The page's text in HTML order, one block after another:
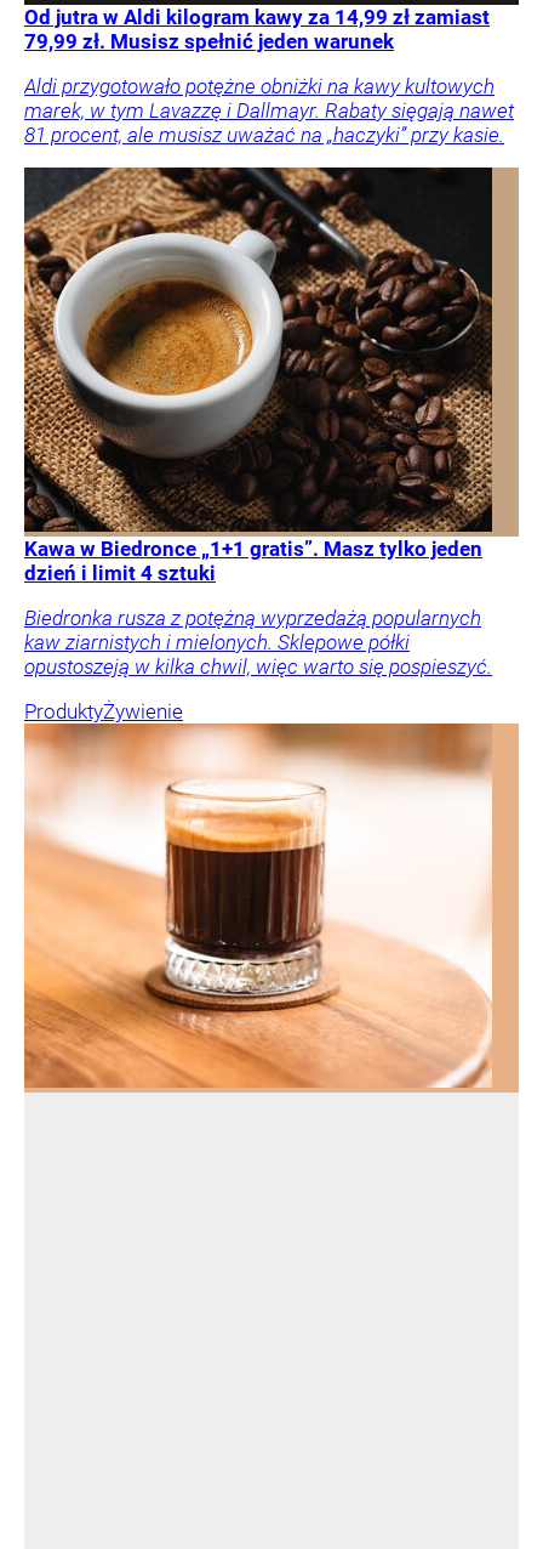
Od jutra w Aldi kilogram kawy za 14,99 zł zamiast
79,99 zł. Musisz spełnić jeden warunek
Aldi przygotowało potężne obniżki na kawy kultowych
marek, w tym Lavazzę i Dallmayr. Rabaty sięgają nawet
81 procent, ale musisz uważać na „haczyki” przy kasie.
Kawa w Biedronce „1+1 gratis”. Masz tylko jeden
dzień i limit 4 sztuki
Biedronka rusza z potężną wyprzedażą popularnych
kaw ziarnistych i mielonych. Sklepowe półki
opustoszeją w kilka chwil, więc warto się pospieszyć.
ProduktyŻywienie